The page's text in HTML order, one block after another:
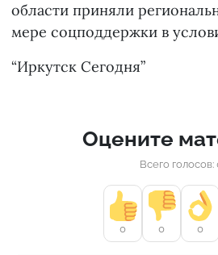
области приняли
мере соцподдержки в
“Иркутск Сегодня”
Оцените
Всего голосов:
0 0 0